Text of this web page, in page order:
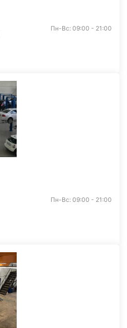
Пн-Вс: 09:00 - 21:00
Пн-Вс: 09:00 - 21:00